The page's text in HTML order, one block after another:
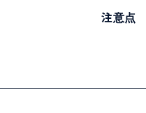
注意点